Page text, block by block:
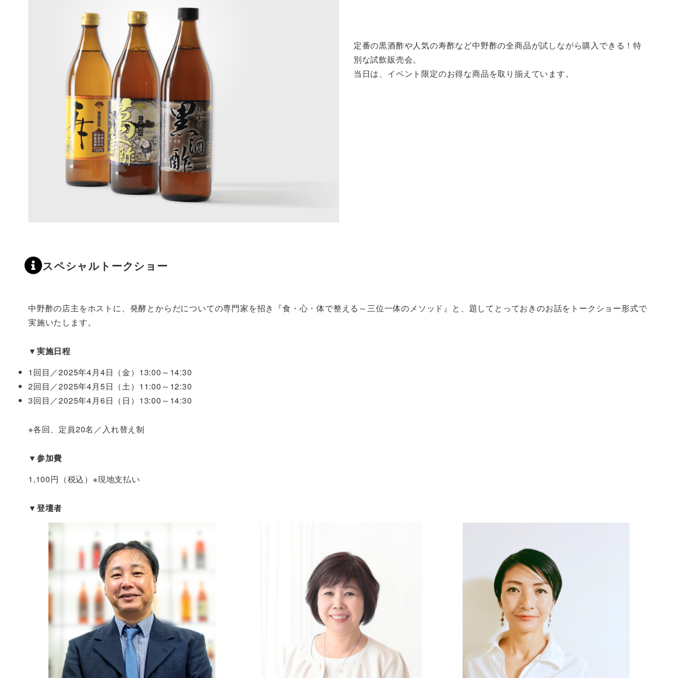
定番の黒酒酢や人気の寿酢など中野酢の全商品が試しながら購入できる！特
別な試飲販売会。
当日は、イベント限定のお得な商品を取り揃えています。
スペシャルトークショー
中野酢の店主をホストに、発酵とからだについての専門家を招き『食・心・体で整える～三位一体のメソッド』と、題してとっておきのお話をトークショー形式で
実施いたします。
▼実施日程
1回目／2025年4月4日（金）13:00～14:30
2回目／2025年4月5日（土）11:00～12:30
3回目／2025年4月6日（日）13:00～14:30
※各回、定員20名／入れ替え制
▼参加費
1,100円（税込）※現地支払い
▼登壇者